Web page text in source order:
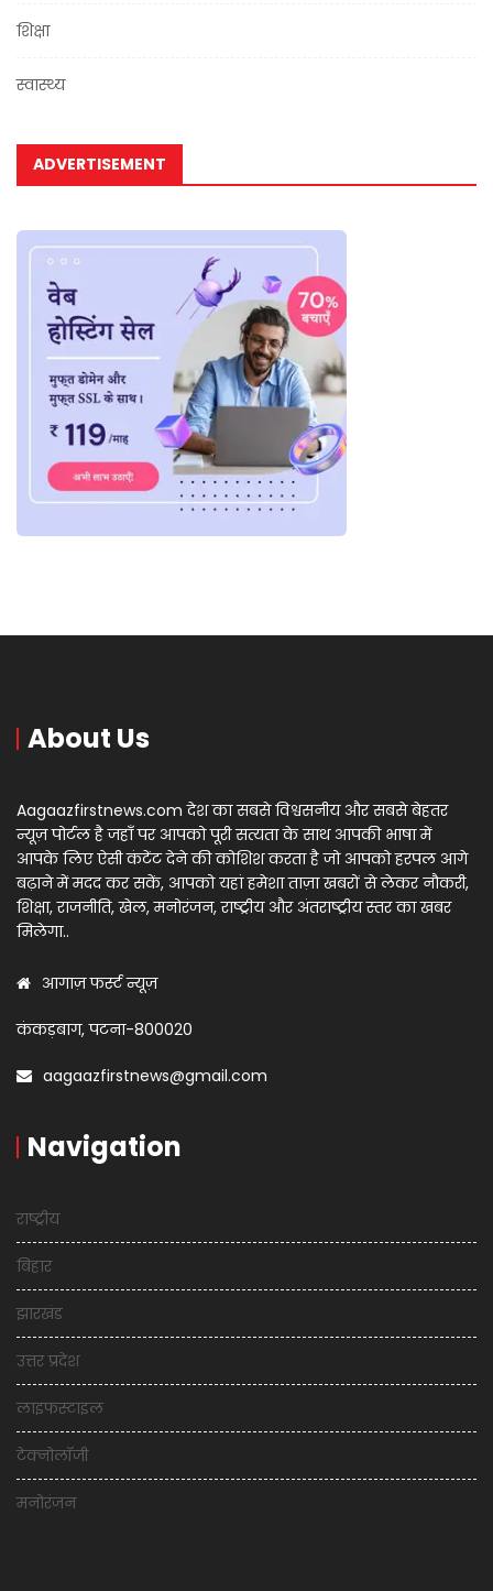
शिक्षा
स्वास्थ्य
ADVERTISEMENT
About Us
Aagaazfirstnews.com देश का सबसे विश्वसनीय और सबसे बेहतर
न्यूज़ पोर्टल है जहाँ पर आपको पूरी सत्यता के साथ आपकी भाषा में
आपके लिए ऐसी कंटेंट देने की कोशिश करता है जो आपको हरपल आगे
बढ़ाने में मदद कर सकें, आपको यहां हमेशा ताज़ा खबरों से लेकर नौकरी,
शिक्षा, राजनीति, खेल, मनोरंजन, राष्ट्रीय और अंतराष्ट्रीय स्तर का खबर
मिलेगा..
आगाज़ फर्स्ट न्यूज़
कंकड़बाग, पटना-800020
aagaazfirstnews@gmail.com
Navigation
राष्ट्रीय
बिहार
झारखंड
उत्तर प्रदेश
लाइफस्टाइल
टेक्नोलॉजी
मनोरंजन